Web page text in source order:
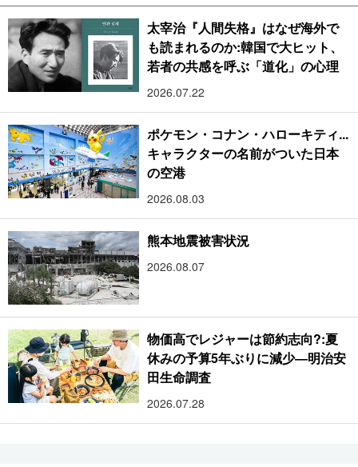
太宰治『人間失格』はなぜ海外で
も読まれるのか:韓国で大ヒット、
若者の共感を呼ぶ「道化」の心理
2026.07.22
ポケモン・コナン・ハローキティ...
キャラクターの名前がついた日本
の空港
2026.08.03
熊本地震被害状況
2026.08.07
物価高でレジャーは節約志向?:夏
休みの予算5年ぶりに減少―明治安
田生命調査
2026.07.28